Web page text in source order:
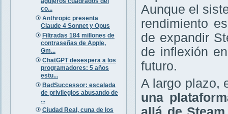
co...
Anthropic presenta
Claude 4 Sonnet y Opus
Filtradas 184 millones de
contraseñas de Apple,
Gm...
ChatGPT desespera a los
programadores: 5 años
estu...
BadSuccessor: escalada
de privilegios abusando de
...
Ciudad Real, cuna de los
Aunque el
rendimiento
de expandir
de inflexión
futuro.
A largo plazo,
una